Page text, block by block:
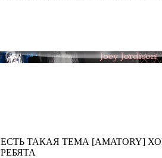
ЕСТЬ ТАКАЯ ТЕМА [AMATORY]
РЕБЯТА